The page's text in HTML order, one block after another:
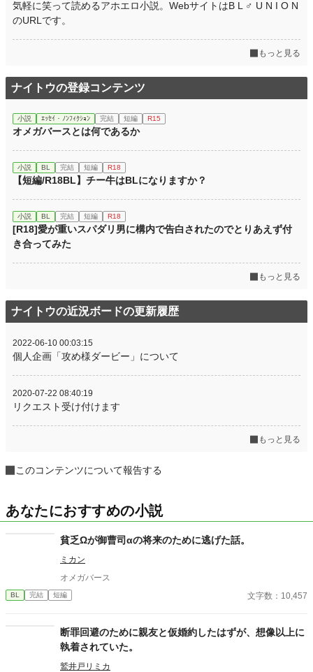
気軽に笑って読めるアホエロ小説。WebサイトはB L ♂ U N I O N
のURLです。
もっと見る
ナイトウの登録コンテンツ
小説 ｴｯｾｲ・ﾉﾝﾌｨｸｼｮﾝ 完結 短編 R15
オメガバースとは何であるか
小説 BL 完結 短編 R18
【短編/R18BL】チー牛はBLになりますか？
小説 BL 完結 短編 R18
[R18]愛が重いスパダリ男に構内で告白されたのでとりあえず付
き合ってみた
もっと見る
ナイトウの近況ボードの更新履歴
2022-06-10 00:03:15
個人企画「攻め様ダービー」について
2020-07-22 08:40:19
リクエスト受け付けます
もっと見る
このコンテンツについて報告する
あなたにおすすめの小説
貧乏Ωが御曹司αの将来のために逃げた話。
ミカン
オメガバース
BL 完結 短編 文字数：10,457
断罪回避のために親友と仮婚約したはずが、想像以上に
執着されていた。
鷲井戸リミカ